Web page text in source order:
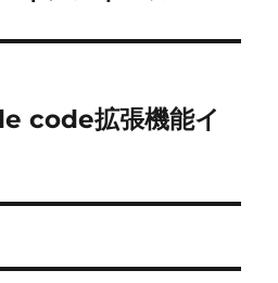
code拡張機能イ